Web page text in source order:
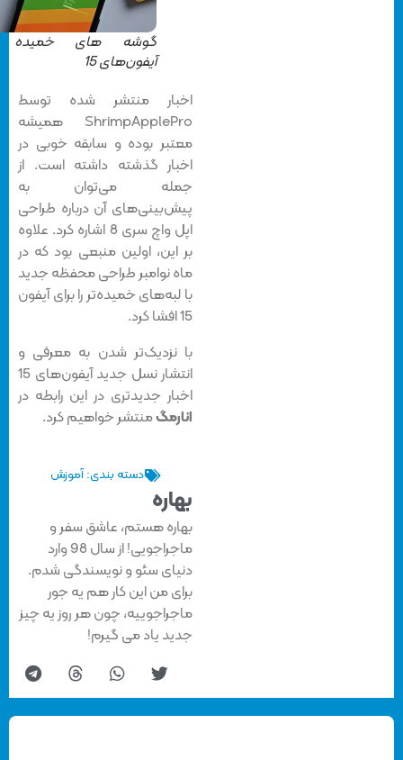
گوشه های خمیده در
آیفون‌های 15
اخبار منتشر شده توسط
ShrimpApplePro همیشه
معتبر بوده و سابقه خوبی در
اخبار گذشته داشته است. از
جمله می‌توان به
پیش‌بینی‌های آن درباره طراحی
اپل واچ سری 8 اشاره کرد. علاوه
بر این، اولین منبعی بود که در
ماه نوامبر طراحی محفظه جدید
با لبه‌های خمیده‌تر را برای آیفون
با نزدیک‌تر شدن به معرفی و
انتشار نسل جدید آیفون‌های 15
اخبار جدیدتری در این رابطه در
انارمگمنتشر خواهیم کرد.
دسته بندی:آموزش
بهاره
بهاره هستم، عاشق سفر و
ماجراجویی! از سال 98 وارد
دنیای سئو و نویسندگی شدم.
برای من این کار هم یه جور
ماجراجوییه، چون هر روز یه چیز
جدید یاد می گیرم!